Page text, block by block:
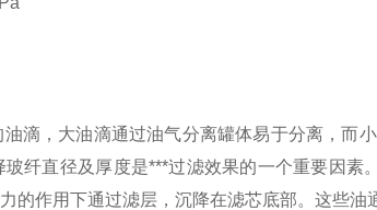
滴，大油滴通过油气分离罐体易于分离，而
玻纤直径及厚度是***过滤效果的一个重要因素
的作用下通过滤层，沉降在滤芯底部。这些油